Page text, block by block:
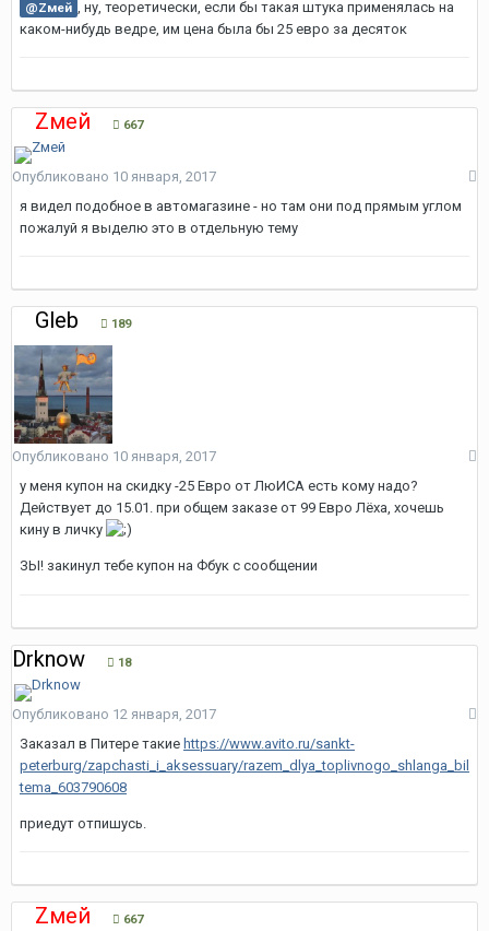
@Zмей
, ну, теоретически, если бы такая штука применялась на
каком-нибудь ведре, им цена была бы 25 евро за десяток
Zмей 667
Опубликовано 10 января, 2017
я видел подобное в автомагазине - но там они под прямым углом
пожалуй я выделю это в отдельную тему
Gleb 189
Опубликовано 10 января, 2017
у меня купон на скидку -25 Евро от ЛюИСА есть кому надо?
Действует до 15.01. при общем заказе от 99 Евро Лёха, хочешь
кину в личку
ЗЫ! закинул тебе купон на Фбук с сообщении
Drknow 18
Опубликовано 12 января, 2017
Заказал в Питере такие https://www.avito.ru/sankt-
peterburg/zapchasti_i_aksessuary/razem_dlya_toplivnogo_shlanga_bil
tema_603790608
приедут отпишусь.
Zмей 667